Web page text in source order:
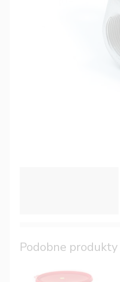
Podobne produkty